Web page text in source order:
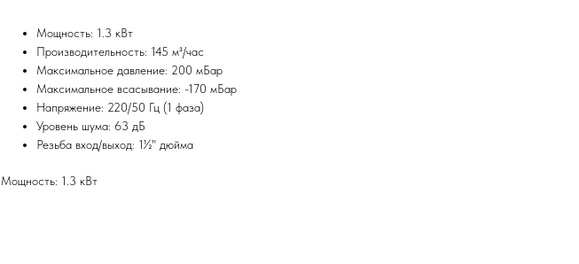
Мощность: 1.3 кВт
Производительность: 145 м³/час
Максимальное давление: 200 мБар
Максимальное всасывание: -170 мБар
Напряжение: 220/50 Гц (1 фаза)
Уровень шума: 63 дБ
Резьба вход/выход: 1½" дюйма
Мощность: 1.3 кВт